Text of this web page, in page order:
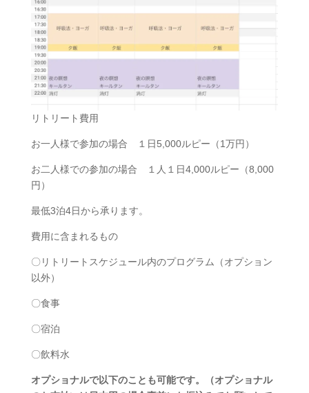
リトリート費用
お一人様で参加の場合 １日5,000ルピー（1万円）
お二人様での参加の場合 １人１日4,000ルピー（8,000
円）
最低3泊4日から承ります。
費用に含まれるもの
〇リトリートスケジュール内のプログラム（オプション
以外）
〇食事
〇宿泊
〇飲料水
オプショナルで以下のことも可能です。（オプショナル